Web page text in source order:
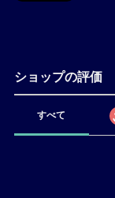
ショップの評価
すべて